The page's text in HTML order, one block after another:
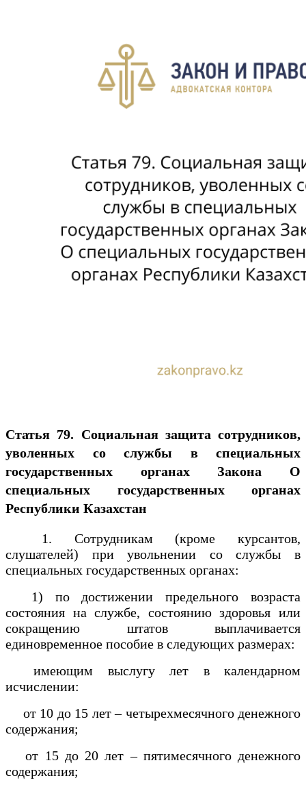
Статья 79. Социальная защита сотрудников,
уволенных со службы в специальных
государственных органах
Закона О
специальных государственных органах
Республики Казахстан
1. Сотрудникам (кроме курсантов,
слушателей) при увольнении со службы в
специальных государственных органах:
1) по достижении предельного возраста
состояния на службе, состоянию здоровья или
сокращению штатов выплачивается
единовременное пособие в следующих размерах:
имеющим выслугу лет в календарном
исчислении:
от 10 до 15 лет – четырехмесячного денежного
содержания;
от 15 до 20 лет – пятимесячного денежного
содержания;